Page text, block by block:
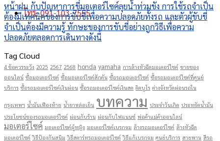
โทร. 091-103-7555
หน้าฝน กับปัญหาการขี่มอเตอร์ไซค์ลุยน้ำท่วมขัง การใช้รถจำเป็น
ต้องมีเทคนิคของการขับขี่เพื่อความปลอดภัยทั้งรถ และตัวผู้ขับขี่
จำเป็นต้องมีความรู้ ทักษะของการขับขี่อย่างถูกวิธีเพื่อความ
ปลอดภัยตลอดการเดินทางดังนี้
Tag Cloud
4 ข้อควรระวัง 2025 2567 2568 honda yamaha การล้างหัวฉีดมอเตอร์ไซค์ ขายของ
ออนไลน์ ซื้อมอเตอร์ไซค์ ซื้อมอเตอร์ไซค์สักคัน ซื้อรถมอเตอร์ไซค์ ซื้อรถมอเตอร์ไซค์ที่ศูนย์
บริการ ซื้อรถมอเตอร์ไซค์เงินผ่อน ซื้อรถมอเตอร์ไซค์เงินสด ติดบูโร ต่างจังหวัดผ่อนรถใน
กรุงเทพฯ น้ำมันเฟืองท้าย น้ำยาหล่อเย็น บทความ ประจำวันเกิด ประหยัดน้ำมัน
ประโยชน์ของรถมอเตอร์ไซค์ ผ่อนกับร้าน ผ่อนกับไฟแนนซ์ พ่อค้าแม่ค้าออนไลน์
มอเตอร์ไซค์ มอเตอร์ไซค์ผู้หญิง มอเตอร์ไซค์เบรกจม ล้างรถมอเตอร์ไซค์ ล้างหัวฉีด
มอเตอร์ไซค์ วิธีป้องกันสนิม วิธีสตาร์ทรถมอเตอร์ไซค์ วิธีแก้เบรกจม ศูนย์บริการ สายพาน สีรถ